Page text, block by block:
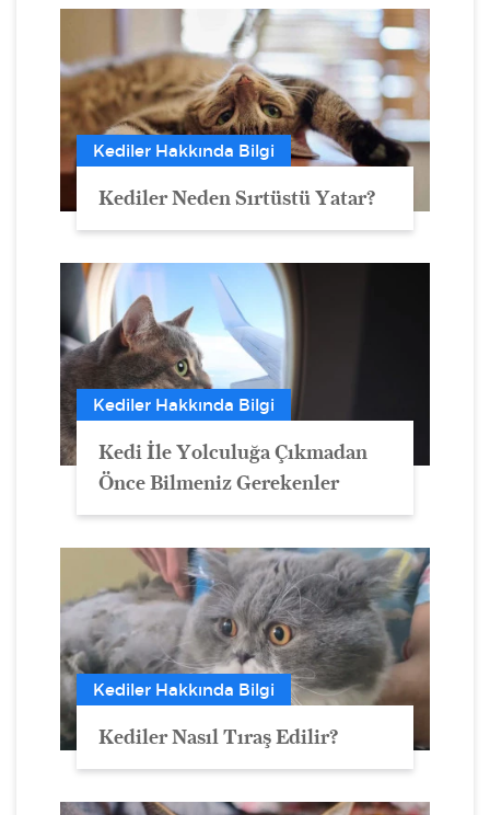
Kediler Hakkında Bilgi
Kediler Neden Sırtüstü Yatar?
Kediler Hakkında Bilgi
Kedi İle Yolculuğa Çıkmadan
Önce Bilmeniz Gerekenler
Kediler Hakkında Bilgi
Kediler Nasıl Tıraş Edilir?